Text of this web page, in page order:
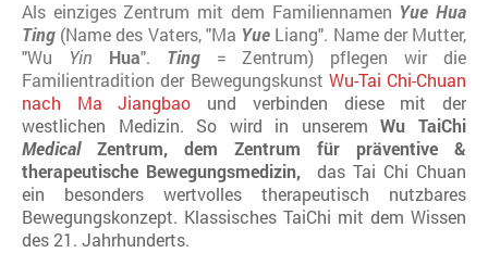
Als einziges Zentrum mit dem Familiennamen Yue Hua
Ting (Name des Vaters, "Ma Yue Liang". Name der Mutter,
"Wu
Yin Hua". Ting= Zentrum) pflegen wir die
Familientradition der Bewegungskunst Wu-Tai Chi-Chuan
nach Ma Jiangbao
und verbinden diese mit der
westlichen Medizin. So wird in unseremWu TaiChi
MedicalZentrum, dem Zentrum für präventive &
therapeutische Bewegungsmedizin,
das Tai Chi Chuan
ein besonders wertvolles therapeutisch nutzbares
Bewegungskonzept. Klassisches TaiChi mit dem Wissen
des 21. Jahrhunderts.